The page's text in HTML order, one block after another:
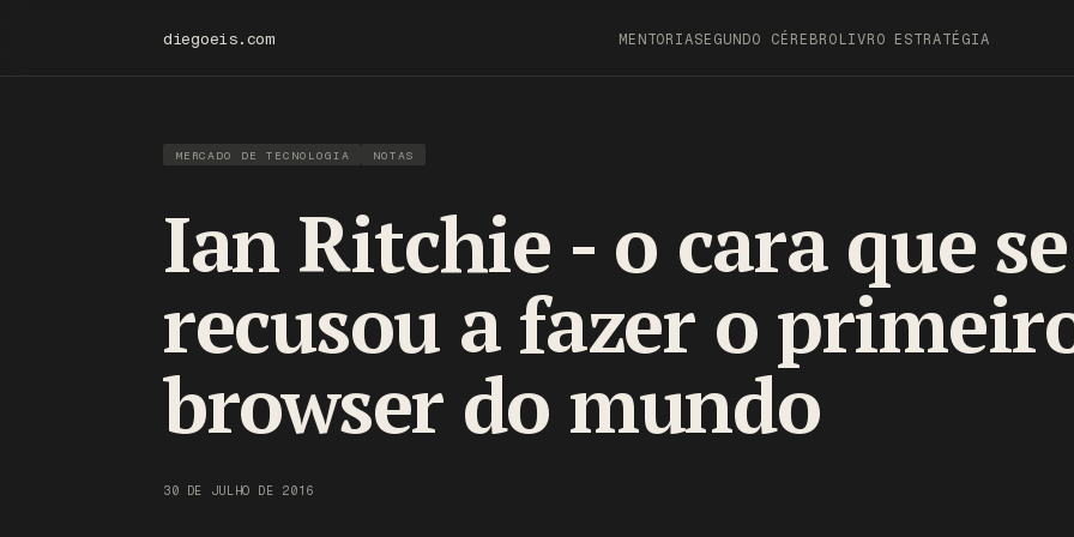
diegoeis.com MENTORIASEGUNDO CÉREBRO LIVRO ESTRATÉGIA
MERCADO DE TECNOLOGIA NOTAS
Ian Ritchie - o cara que se
recusou a fazer o
browser do mundo
30 DE JULHO DE 2016